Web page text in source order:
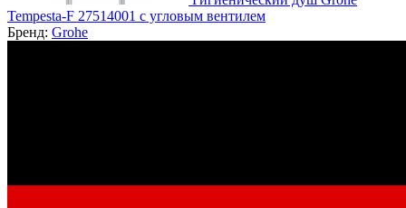
Tempesta-F 27514001 c угловым вентилем
Бренд: Grohe